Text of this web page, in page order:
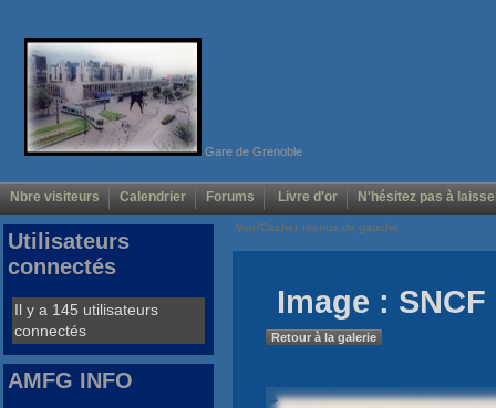
Gare de Grenoble
Nbre visiteurs Calendrier Forums Livre d'or N'hésitez pas à
Voir/Cacher menus de gauche
Image :
Retour à la galerie
Utilisateurs
connectés
Il y a 145 utilisateurs
connectés
AMFG INFO